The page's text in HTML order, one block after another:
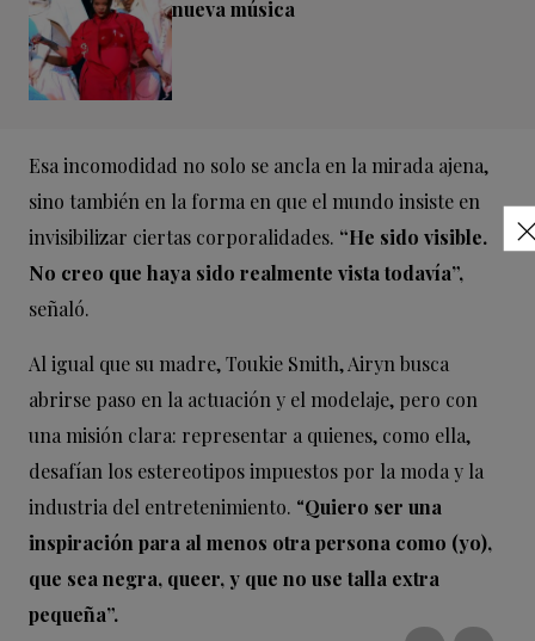
nueva música
Esa incomodidad no solo se ancla en la mirada ajena,
sino también en la forma en que el mundo insiste en
invisibilizar ciertas corporalidades. “He sido visible.
No creo que haya sido realmente vista todavía”,
señaló.
Al igual que su madre, Toukie Smith, Airyn busca
abrirse paso en la actuación y el modelaje, pero con
una misión clara: representar a quienes, como ella,
desafían los estereotipos impuestos por la moda y la
industria del entretenimiento. “Quiero ser una
inspiración para al menos otra persona como (yo),
que sea negra, queer, y que no use talla extra
pequeña”.